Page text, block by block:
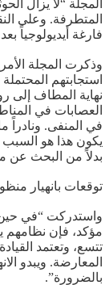
المجلة “لا يزال
المتطرفة. وعلى
فارغة أيديولوجياً
وذكرت المجلة
استجابتهم
نهاية المطاف إلى
العصابات في
في المنفى. ونادراً
يكون هذا هو السبب
بدلاً من البحث عن
توقعات بانهيار
واستدركت “في حين
مؤكد، فإن نظامهم
تتسع، وتعتمد
المعارضة. ويبدو
بالضرورة”.